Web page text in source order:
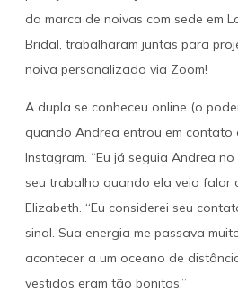
da marca de noivas com sede em
Bridal, trabalharam juntas para
noiva personalizado via Zoom!
A dupla se conheceu online (o
quando Andrea entrou em contato
Instagram. “Eu já seguia Andrea
seu trabalho quando ela veio falar
Elizabeth. “Eu considerei seu
sinal. Sua energia me passava
acontecer a um oceano de
vestidos eram tão bonitos.”